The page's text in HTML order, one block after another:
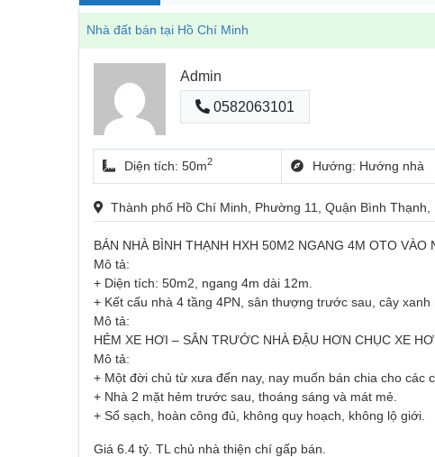
Nhà đất bán tại Hồ Chí Minh
Admin
0582063101
Diện tích: 50m2 Hướng: Hướng nhà
Thành phố Hồ Chí Minh, Phường 11, Quận Bình Thạnh,
BÁN NHÀ BÌNH THẠNH HXH 50M2 NGANG 4M OTO VÀO
Mô tả:
+ Diện tích: 50m2, ngang 4m dài 12m.
+ Kết cấu nhà 4 tầng 4PN, sân thượng trước sau, cây
Mô tả:
HẺM XE HƠI – SÂN TRƯỚC NHÀ ĐẬU HƠN CHỤC XE
Mô tả:
+ Một đời chủ từ xưa đến nay, nay muốn bán chia cho các
+ Nhà 2 mặt hẻm trước sau, thoáng sáng và mát mẻ.
+ Sổ sạch, hoàn công đủ, không quy hoạch, không lộ giới.
Giá 6.4 tỷ. TL chủ nhà thiện chí gấp bán.